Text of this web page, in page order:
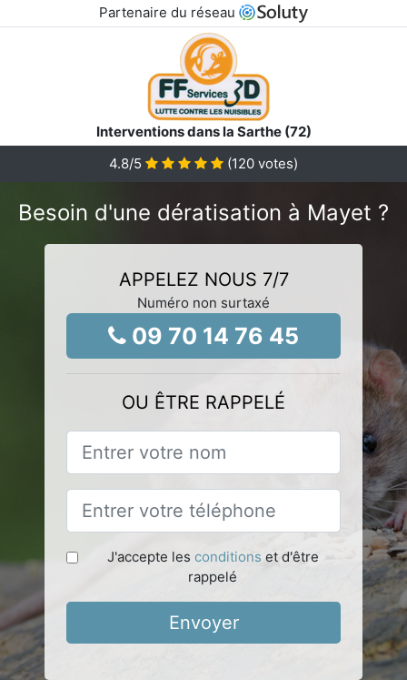
Partenaire du réseau
Interventions dans la Sarthe (72)
4.8/5 (120 votes)
Besoin d'une dératisation à Mayet ?
APPELEZ NOUS 7/7
Numéro non surtaxé
09 70 14 76 45
OU ÊTRE RAPPELÉ
J'accepte les conditions et d'être
rappelé
Envoyer